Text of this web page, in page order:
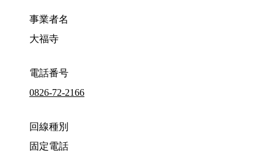
事業者名
大福寺
電話番号
0826-72-2166
回線種別
固定電話